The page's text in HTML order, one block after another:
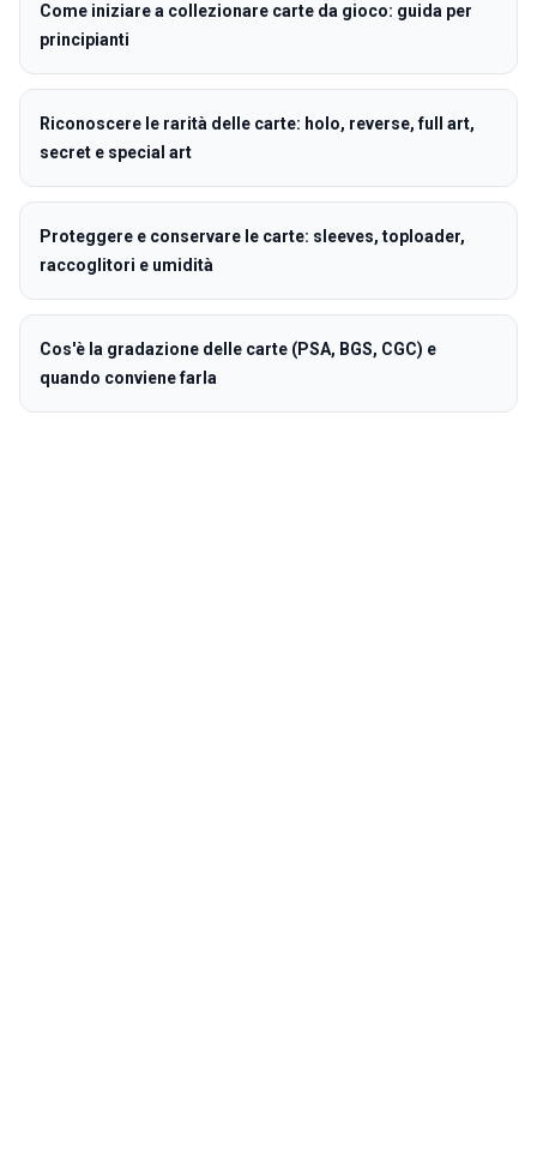
Come iniziare a collezionare carte da gioco: guida per
principianti
Riconoscere le rarità delle carte: holo, reverse, full art,
secret e special art
Proteggere e conservare le carte: sleeves, toploader,
raccoglitori e umidità
Cos'è la gradazione delle carte (PSA, BGS, CGC) e
quando conviene farla